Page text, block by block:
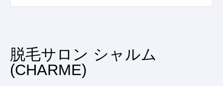
脱毛サロン シャルム
(CHARME)